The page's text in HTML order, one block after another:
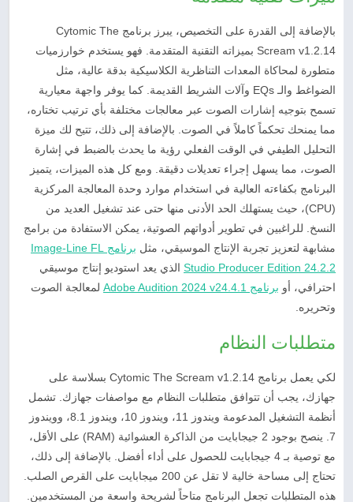
بالإضافة إلى القدرة على التخصيص، يبرز برنامج Cytomic The
Scream v1.2.14 بميزاته التقنية المتقدمة. فهو يستخدم خوارزميات
متطورة لمحاكاة المعدات التناظرية الكلاسيكية بدقة عالية، مثل
الضواغط والـ EQs وآلات الشريط القديمة. كما يوفر واجهة معيارية
تسمح بتوجيه إشارات الصوت عبر معالجات مختلفة بأي ترتيب تختاره،
مما يمنحك تحكماً كاملاً في الصوت. بالإضافة إلى ذلك، تتيح لك ميزة
التحليل الطيفي في الوقت الفعلي رؤية ما يحدث بالضبط في إشارة
الصوت، مما يسهل إجراء تعديلات دقيقة. ومع كل هذه الميزات، يتميز
البرنامج بكفاءته العالية في استخدام موارد وحدة المعالجة المركزية
(CPU)، حيث يستهلك الحد الأدنى منها حتى عند تشغيل العديد من
النسخ. للراغبين في تطوير أدواتهم الصوتية، يمكن الاستفادة من برامج
مشابهة لتعزيز تجربة الإنتاج الموسيقي، مثل
برنامج Image-Line FL
Studio Producer Edition 24.2.2 الذي يعد استوديو إنتاج موسيقي
احترافي، أو برنامج Adobe Audition 2024 v24.4.1
لمعالجة الصوت
وتحريره.
متطلبات النظام
لكي يعمل برنامج Cytomic The Scream v1.2.14 بسلاسة على
جهازك، يجب أن تتوافق متطلبات النظام مع مواصفات جهازك. تشمل
أنظمة التشغيل المدعومة ويندوز 11، ويندوز 10، ويندوز 8.1، وويندوز
7. ينصح بوجود 2 جيجابايت من الذاكرة العشوائية (RAM) على الأقل،
مع توصية بـ 4 جيجابايت للحصول على أداء أفضل. بالإضافة إلى ذلك،
تحتاج إلى مساحة خالية لا تقل عن 200 ميجابايت على القرص الصلب.
هذه المتطلبات تجعل البرنامج متاحاً لشريحة واسعة من المستخدمين.